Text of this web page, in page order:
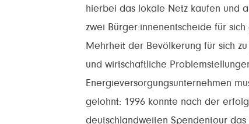
hierbei das lokale Netz kaufen und
zwei Bürger:innenentscheide für
Mehrheit der Bevölkerung für sich
und wirtschaftliche
Energieversorgungsunternehmen
gelohnt: 1996 konnte nach der
deutschlandweiten Spendentour